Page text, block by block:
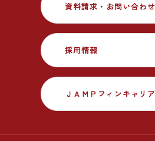
資料請求・お問い合わせ
資料請求・お問い合わせ
採用情報
採用情報
ＪＡＭＰフィンキャリア
ＪＡＭＰフィンキャリア